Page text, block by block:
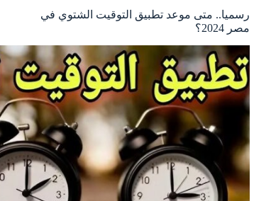
رسميا.. متى موعد تطبيق التوقيت الشتوي في
مصر 2024؟